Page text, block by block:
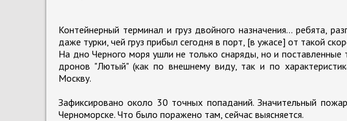
Контейнерный терминал и груз двойного назначения... ребята,
даже турки, чей груз прибыл сегодня в порт, [в ужасе] от такой
На дно Черного моря ушли не только снаряды, но и поставленные
дронов "Лютый" (как по внешнему виду, так и по
Москву.
Зафиксировано около 30 точных попаданий. Значительный
Черноморске. Что было поражено там, сейчас выясняется.